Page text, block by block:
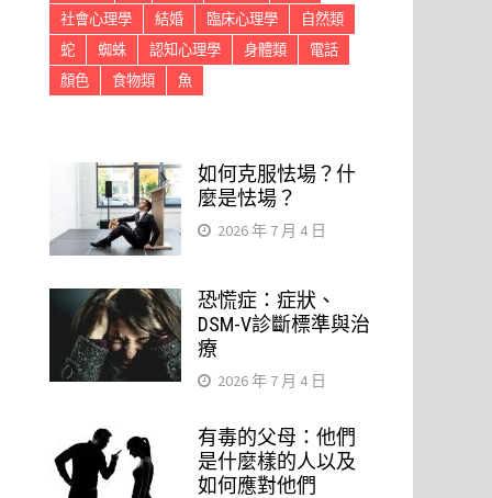
社會心理學 結婚 臨床心理學
自然類
蛇
蜘蛛 認知心理學 身體類
電話
顏色
食物類 魚
如何克服怯場？什
麼是怯場？
2026 年 7 月 4 日
恐慌症：症狀、
DSM-V診斷標準與治
療
2026 年 7 月 4 日
有毒的父母：他們
是什麼樣的人以及
如何應對他們